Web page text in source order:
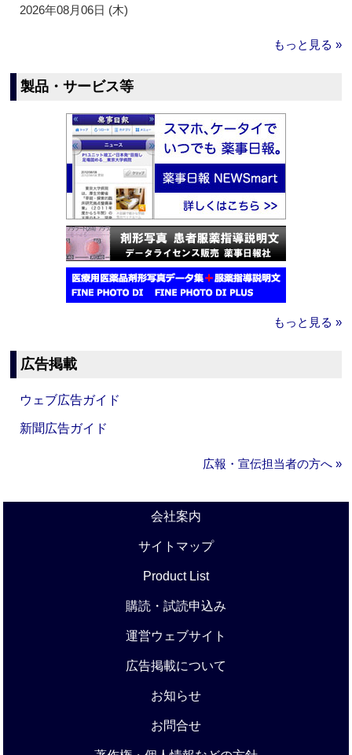
2026年08月06日 (木)
もっと見る »
製品・サービス等
もっと見る »
広告掲載
ウェブ広告ガイド
新聞広告ガイド
広報・宣伝担当者の方へ »
会社案内
サイトマップ
Product List
購読・試読申込み
運営ウェブサイト
広告掲載について
お知らせ
お問合せ